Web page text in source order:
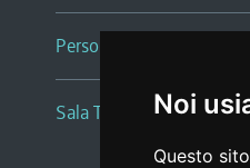
Noi
Questo
Persone e Uffici
Sala Tiziano Tessitori